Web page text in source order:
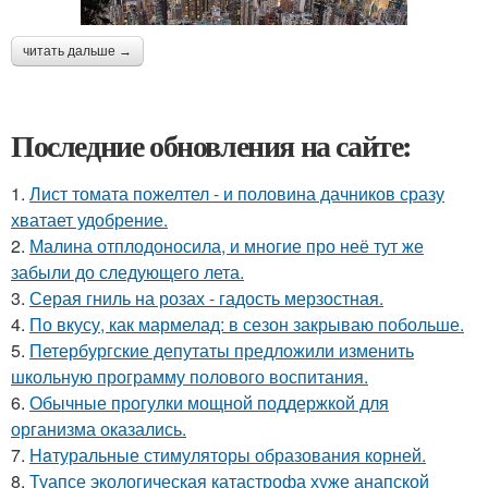
читать дальше →
Последние обновления на сайте:
1. Лист томата пожелтел - и половина дачников сразу
хватает удобрение.
2. Малина отплодоносила, и многие про неё тут же
забыли до следующего лета.
3. Серая гниль на розах - гадость мерзостная.
4. По вкусу, как мармелад: в сезон закрываю побольше.
5. Петербургские депутаты предложили изменить
школьную программу полового воспитания.
6. Обычные прогулки мощной поддержкой для
организма оказались.
7. Haтуральные стимуляторы образования корней.
8. Туапсе экологическая катастрофа хуже анапской